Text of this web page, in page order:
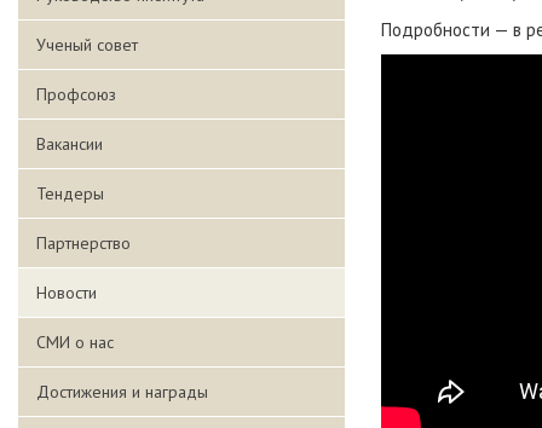
Ученый совет
Профсоюз
Вакансии
Тендеры
Партнерство
Новости
СМИ о нас
Достижения и награды
Подробности — в